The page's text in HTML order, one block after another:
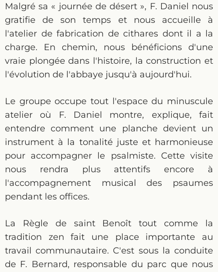
Malgré sa « journée de désert », F. Daniel nous
gratifie de son temps et nous accueille à
l'atelier de fabrication de cithares dont il a la
charge. En chemin, nous bénéficions d'une
vraie plongée dans l'histoire, la construction et
l'évolution de l'abbaye jusqu'à aujourd'hui.
Le groupe occupe tout l'espace du minuscule
atelier où F. Daniel montre, explique, fait
entendre comment une planche devient un
instrument à la tonalité juste et harmonieuse
pour accompagner le psalmiste. Cette visite
nous rendra plus attentifs encore à
l'accompagnement musical des psaumes
pendant les offices.
La Règle de saint Benoît tout comme la
tradition zen fait une place importante au
travail communautaire. C'est sous la conduite
de F. Bernard, responsable du parc que nous